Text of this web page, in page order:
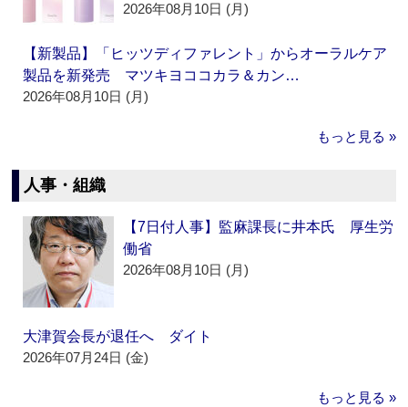
2026年08月10日 (月)
【新製品】「ヒッツディファレント」からオーラルケア
製品を新発売 マツキヨココカラ＆カン…
2026年08月10日 (月)
もっと見る »
人事・組織
【7日付人事】監麻課長に井本氏 厚生労
働省
2026年08月10日 (月)
大津賀会長が退任へ ダイト
2026年07月24日 (金)
もっと見る »